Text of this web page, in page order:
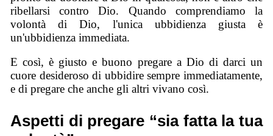
ribellarsi contro Dio. Quando comprendiamo la
volontà di Dio, l'unica ubbidienza giusta è
un'ubbidienza immediata.
E così, è giusto e buono pregare a Dio di darci un
cuore desideroso di ubbidire sempre immediatamente,
e di pregare che anche gli altri vivano così.
Aspetti di pregare “sia fatta la tua